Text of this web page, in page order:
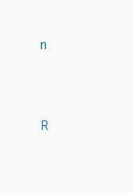
n
R